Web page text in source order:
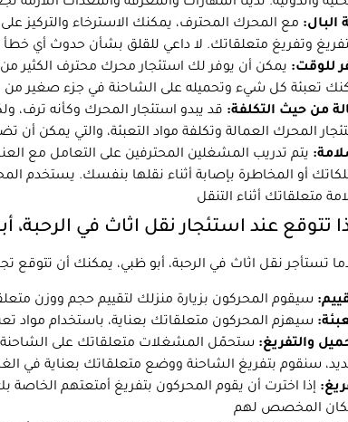
البال: مع المحرك المحترف، يمكنك الاسترخاء والتركيز على
للوقت: يمكن أن يوفر لك استئجار محرك محترف الكثير
من حيث التكلفة: قد يبدو استئجار المحرك وكأنه
يتم تدريب المشغلين المحترفين على التعامل مع
أو المخاطرة بإصابة أثناء نقلها بنفسك. يستخدم
تتوقع عند استئجار نقل اثاث في الرحبة،
والتفريغ: ستحمّل المشغلات متعلقاتك على
إذا اخترت أن يقوم المحركون بتفريغ أمتعتهم